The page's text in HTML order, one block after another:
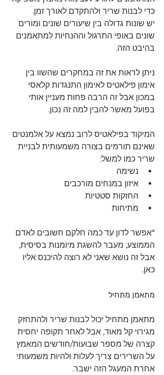
כדי לבנות שריר ולהתקדם לאורך זמן.
יש שונות גדולה בין שיעורים שונים ומורים
שונים באופי התרגול וההנחיות למתאמנים
בהיבט הזה.
ניתן לראות את זה במחקרים שהשוו בין
אימון פילאטיס לאימון התנגדות קלאסי
במכון אבל זה הרבה פחות מעניין אותי
בפועל מאשר להבין למה זה נכון.
המיקוד בפילאטיס לרוב נמצא על אלמנטים
שאינם תורמים בצורה משמעותית לבניית
שריר כמו למשל:
נשימה
איזון במנחים מורכבים
החזקות סטטיות
מתיחות
*אפשר לדון עד כמה חלקם חשובים לאדם
הממוצע, מעבר להשגת מיומנות בסיסית,
אבל זה נושא שאני לא רוצה להיכנס אליו
כאן.
מתאמן מתחיל
מתאמן מתחיל יכול לבנות שריר ולהתחזק
מגירוי קל מאוד, אבל לאחר תקופה יחסית
קצרה של מספר שבועות/חודשים המאמץ
על השרירים צריך לעלות ולהיות משמעותי
אחרת המעגל הזה ישבר.